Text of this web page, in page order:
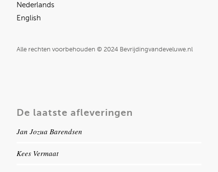
Nederlands
English
Alle rechten voorbehouden © 2024 Bevrijdingvandeveluwe.nl
De laatste afleveringen
Jan Jozua Barendsen
Kees Vermaat